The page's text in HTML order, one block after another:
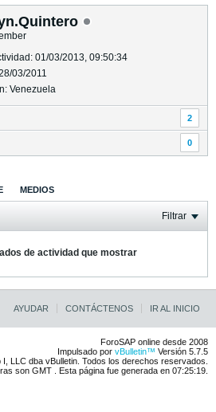
01/03/2013, 09:50:34
03/2011
Venezuela
2
0
MEDIOS
Filtrar
de actividad que mostrar
AYUDAR CONTÁCTENOS IR AL INICIO
ForoSAP online desde 2008
Impulsado por vBulletin™ Versión 5.7.5
LLC dba vBulletin. Todos los derechos reservados.
son GMT . Esta página fue generada en 07:25:19.